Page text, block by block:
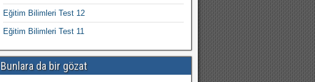
Eğitim Bilimleri Test 12
Eğitim Bilimleri Test 11
Bunlara da bir gözat